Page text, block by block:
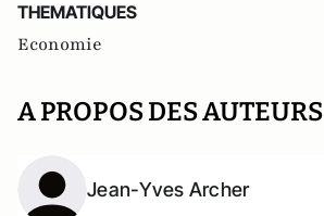
THEMATIQUES
Economie
A PROPOS DES AUTEURS
Jean-Yves Archer